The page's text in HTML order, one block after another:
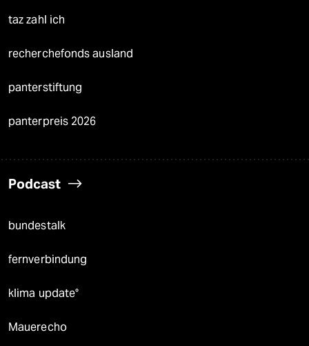
taz zahl ich
recherchefonds ausland
panterstiftung
panterpreis 2026
Podcast
bundestalk
fernverbindung
klima update°
Mauerecho